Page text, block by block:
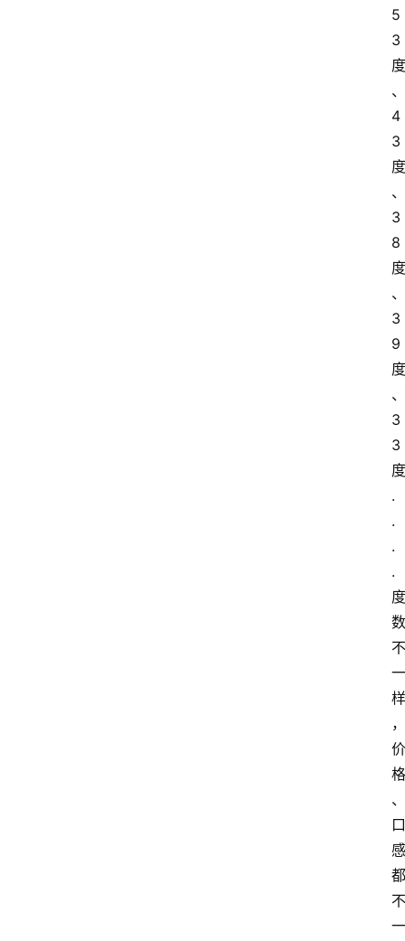
5
3
度
、
4
3
度
、
3
8
度
、
3
9
度
、
3
3
度
.
.
.
.
度
数
不
一
样
，
价
格
、
口
感
都
不
一